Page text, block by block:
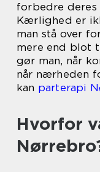
forbedre
Kærlighed er
man stå over
mere end blot
gør man, når
når nærheden
kan parterapi
Hvorfor